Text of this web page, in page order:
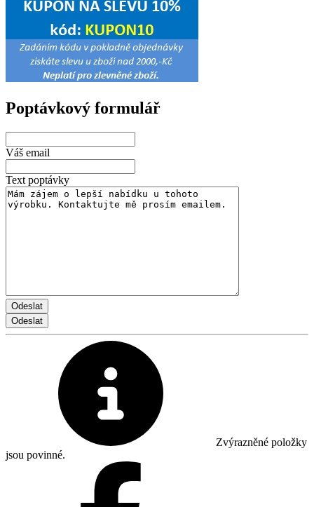
Poptávkový formulář
Váš email
Text poptávky
Zvýrazněné položky
jsou povinné.